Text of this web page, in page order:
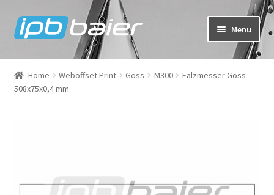
Skip
to
Skip
to
Menu
My Account
Cart
FAQ
Home Weboffset Print Goss M300
Falzmesser Goss
508x75x0,4 mm